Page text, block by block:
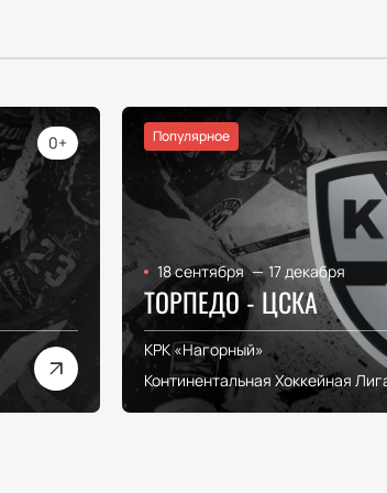
0+ Популярное
18 сентября — 17 декабря
ТОРПЕДО - ЦСКА
КРК «Нагорный»
Континентальная Хоккейная